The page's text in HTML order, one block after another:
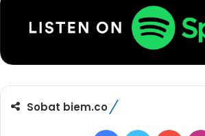
Sobat biem.co